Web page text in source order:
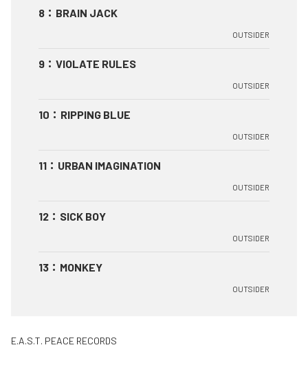
8 ： BRAIN JACK
OUTSIDER
9 ： VIOLATE RULES
OUTSIDER
10 ： RIPPING BLUE
OUTSIDER
11 ： URBAN IMAGINATION
OUTSIDER
12 ： SICK BOY
OUTSIDER
13 ： MONKEY
OUTSIDER
E.A.S.T. PEACE RECORDS